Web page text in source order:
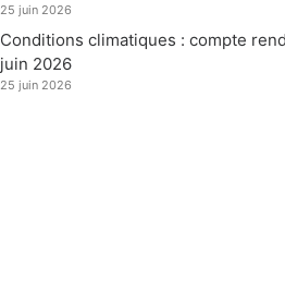
25 juin 2026
Conditions climatiques : compte
juin 2026
25 juin 2026